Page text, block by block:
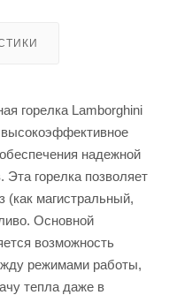
горелка Lamborghini
надежной
Эта горелка позволяет
(как магистральный,
Основной
возможность
режимами работы,
тепла даже в